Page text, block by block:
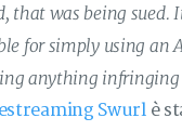
that was being sued.
for simply using an
anything infringing
Swurlè